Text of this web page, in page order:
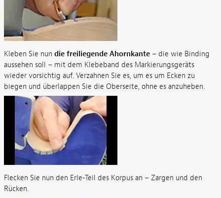
Kleben Sie nun die freiliegende Ahornkante– die wie Binding
aussehen soll – mit dem Klebeband des Markierungsgeräts
wieder vorsichtig auf. Verzahnen Sie es, um es um Ecken zu
biegen und überlappen Sie die Oberseite, ohne es anzuheben.
Flecken Sie nun den Erle-Teil des Korpus an – Zargen und den
Rücken.